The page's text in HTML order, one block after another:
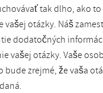
tak dlho, ako
vašej otázky. Náš
dodatočných
vašej otázky. Vaše
bude zrejmé, že vaša